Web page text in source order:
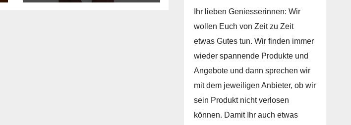
Ihr lieben Geniesserinnen: Wir
wollen Euch von Zeit zu Zeit
etwas Gutes tun. Wir finden immer
wieder spannende Produkte und
Angebote und dann sprechen wir
mit dem jeweiligen Anbieter, ob wir
sein Produkt nicht verlosen
können. Damit Ihr auch etwas